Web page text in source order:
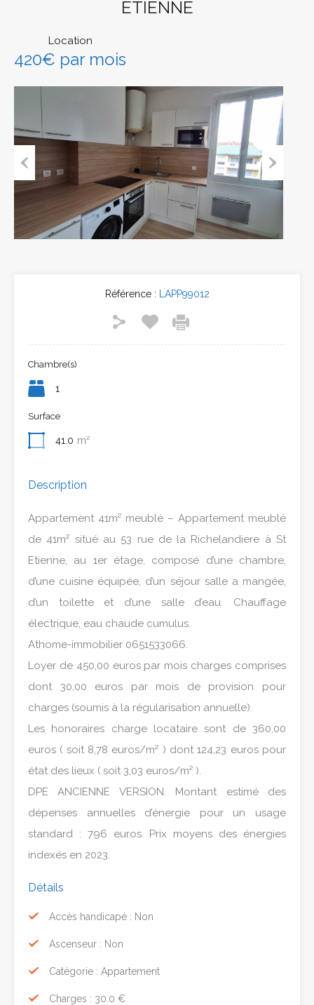
ETIENNE
Location
420€ par mois
Previous Next
Référence : LAPP99012
Chambre(s)
1
Surface
41.0 m²
Description
Appartement 41m² meublé – Appartement meublé
de 41m² situé au 53 rue de la Richelandiere à St
Etienne, au 1er étage, composé d’une chambre,
d’une cuisine équipée, d’un séjour salle a mangée,
d’un toilette et d’une salle d’eau. Chauffage
électrique, eau chaude cumulus.
Athome-immobilier 0651533066.
Loyer de 450,00 euros par mois charges comprises
dont 30,00 euros par mois de provision pour
charges (soumis à la régularisation annuelle).
Les honoraires charge locataire sont de 360,00
euros ( soit 8,78 euros/m² ) dont 124,23 euros pour
état des lieux ( soit 3,03 euros/m² ).
DPE ANCIENNE VERSION. Montant estimé des
dépenses annuelles d’énergie pour un usage
standard : 796 euros. Prix moyens des énergies
indexés en 2023.
Détails
Accès handicapé : Non
Ascenseur : Non
Catégorie : Appartement
Charges : 30.0 €